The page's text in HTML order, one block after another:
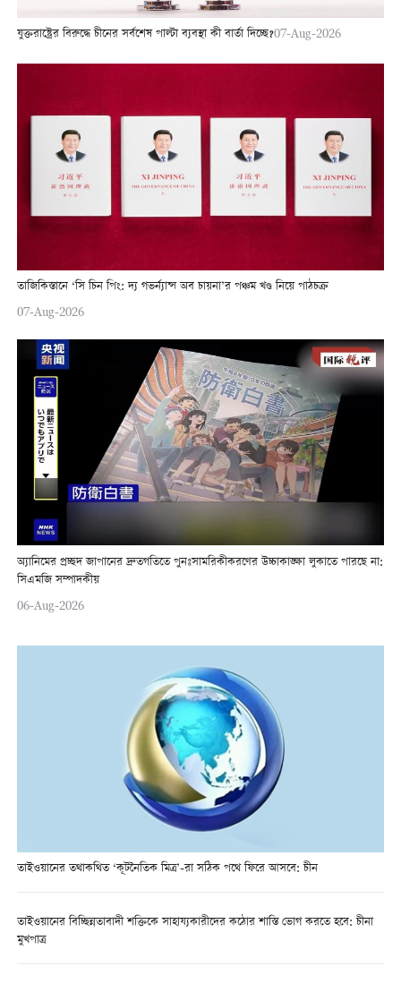
যুক্তরাষ্ট্রের বিরুদ্ধে চীনের সর্বশেষ পাল্টা ব্যবস্থা কী বার্তা দিচ্ছে?07-Aug-2026
তাজিকিস্তানে ‘সি চিন পিং: দ্য গভর্ন্যান্স অব চায়না’র পঞ্চম খণ্ড নিয়ে পাঠচক্র
07-Aug-2026
অ্যানিমের প্রচ্ছদ জাপানের দ্রুতগতিতে পুনঃসামরিকীকরণের উচ্চাকাঙ্ক্ষা লুকাতে পারছে না:
সিএমজি সম্পাদকীয়
06-Aug-2026
তাইওয়ানের তথাকথিত ‘কূটনৈতিক মিত্র’-রা সঠিক পথে ফিরে আসবে: চীন
তাইওয়ানের বিচ্ছিন্নতাবাদী শক্তিকে সাহায্যকারীদের কঠোর শাস্তি ভোগ করতে হবে: চীনা
মুখপাত্র